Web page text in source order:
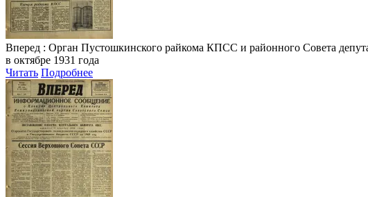
Вперед : Орган Пустошкинского райкома КПСС и районного Совета
в октябре 1931 года
Читать Подробнее